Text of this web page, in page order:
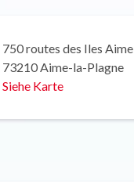
750 routes des Iles Aime
73210 Aime-la-Plagne
Siehe Karte